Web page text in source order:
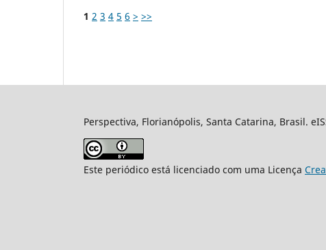
1 2 3 4 5 6 > >>
Perspectiva, Florianópolis, Santa Catarina, Brasil.
Este periódico está licenciado com uma Licença